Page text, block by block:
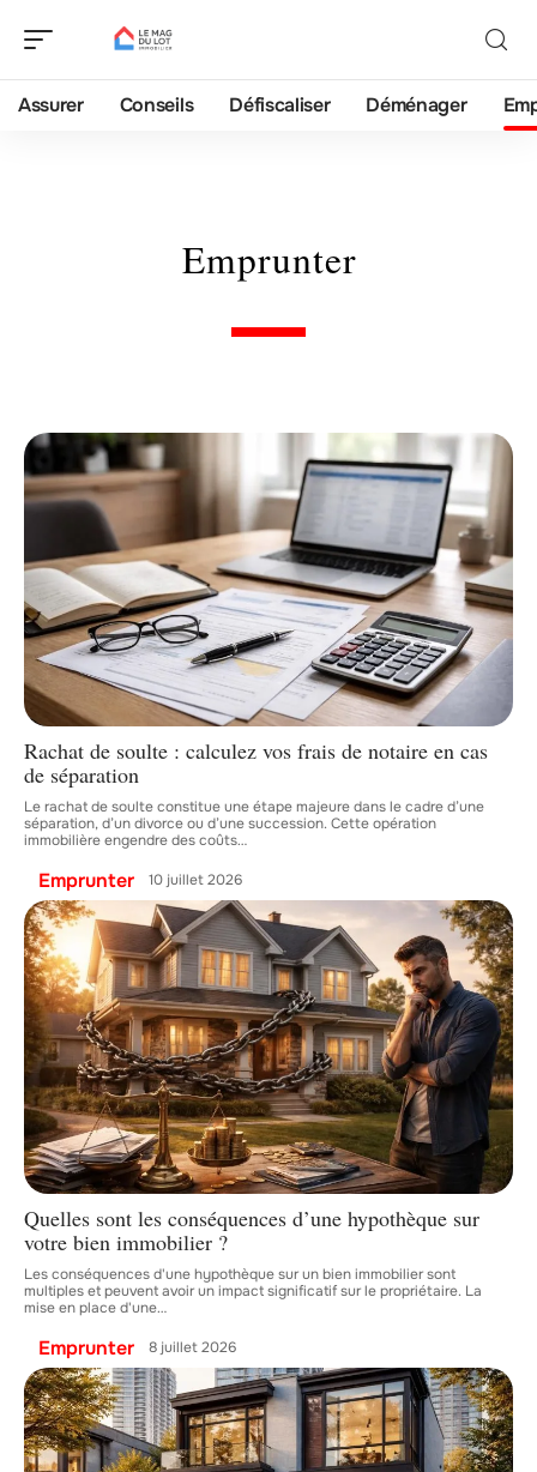
Assurer Conseils Défiscaliser Déménager
Emprunter
Rachat de soulte : calculez vos frais de notaire en cas
de séparation
Le rachat de soulte constitue une étape majeure dans le cadre d’une
séparation, d’un divorce ou d’une succession. Cette opération
immobilière engendre des coûts…
Emprunter 10 juillet 2026
Quelles sont les conséquences d’une hypothèque sur
votre bien immobilier ?
Les conséquences d'une hypothèque sur un bien immobilier sont
multiples et peuvent avoir un impact significatif sur le propriétaire. La
mise en place d'une…
Emprunter 8 juillet 2026